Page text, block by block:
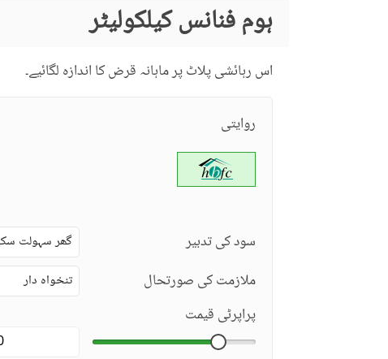
ہوم فنانس کیلکولیٹر
اس رہائشی پلاٹ پر ماہانہ قرض کا اندازہ لگائیے۔
روایتی
سود کی تدبیر گھر سہولت
ملازمت کی صورتحال تنخواہ دار
پراپرٹی قیمت